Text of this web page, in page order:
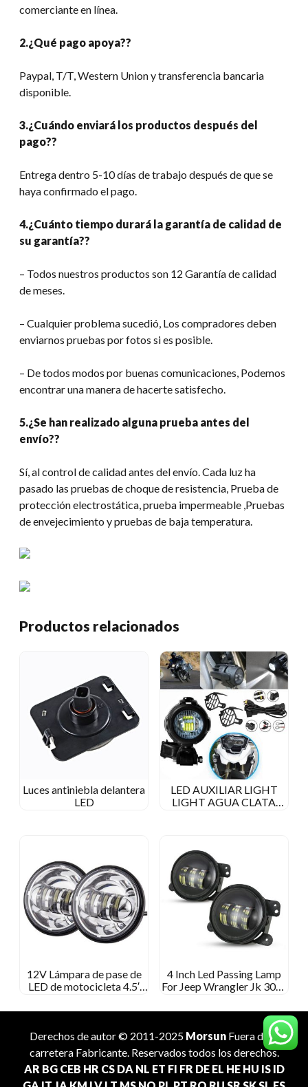
comerciante en línea.
2.¿Qué pago apoya??
Paypal, T/T, Western Union y transferencia bancaria
disponible.
3.¿Cuándo enviará los productos después del
pago??
Entrega dentro 5-10 días de trabajo después de que se
haya confirmado el pago.
4.¿Cuánto tiempo durará la garantía de calidad de
su garantía??
– Todos nuestros productos son 12 Garantía de calidad
de meses.
– Cualquier problema sucedió, Los compradores deben
enviarnos pruebas por fotos si es posible.
– De todos modos por buenas comunicaciones, Podemos
encontrar una manera de hacerte satisfecho.
5.¿Se han realizado alguna prueba antes del
envío??
Sí, al control de calidad antes del envío. Cada luz ha
pasado las pruebas de choque de resistencia, Prueba de
protección electrostática, prueba impermeable ,Pruebas
de envejecimiento y pruebas de baja temperatura.
Productos relacionados
Luces antiniebla delantera
LED
LED AUXILIAR LIGHT
LIGHT AGUA CLATA
12V Lámpara de pase de
LED de motocicleta 4.5′
Harley Davidson 4 1/2
de pulgadas
4 Inch Led Passing Lamp
For Jeep Wrangler Jk 30W
Jk
Derechos de autor © 2011-2025 MorsunFuera de la
carretera Fabricante. Reservados todos los derechos.
AR BG CEB HR CS DA NL ET FI FR DE EL HE HU IS ID